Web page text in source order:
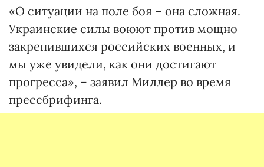
«О ситуации на поле боя – она сложная.
Украинские силы воюют против мощно
закрепившихся российских военных, и
мы уже увидели, как они достигают
прогресса», – заявил Миллер во время
прессбрифинга.